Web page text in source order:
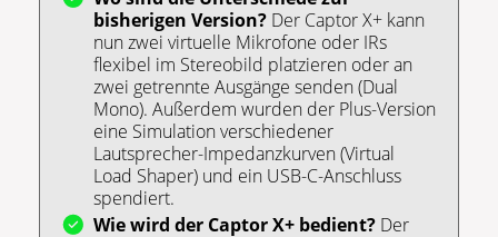
bisherigen Version? Der Captor X+ kann
nun zwei virtuelle Mikrofone oder IRs
flexibel im Stereobild platzieren oder an
zwei getrennte Ausgänge senden (Dual
Mono). Außerdem wurden der Plus-Version
eine Simulation verschiedener
Lautsprecher-Impedanzkurven (Virtual
Load Shaper) und ein USB-C-Anschluss
spendiert.
Wie wird der Captor X+ bedient? Der